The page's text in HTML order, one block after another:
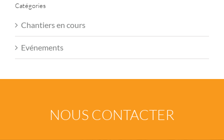
Catégories
Chantiers en cours
Evénements
NOUS CONTACTER